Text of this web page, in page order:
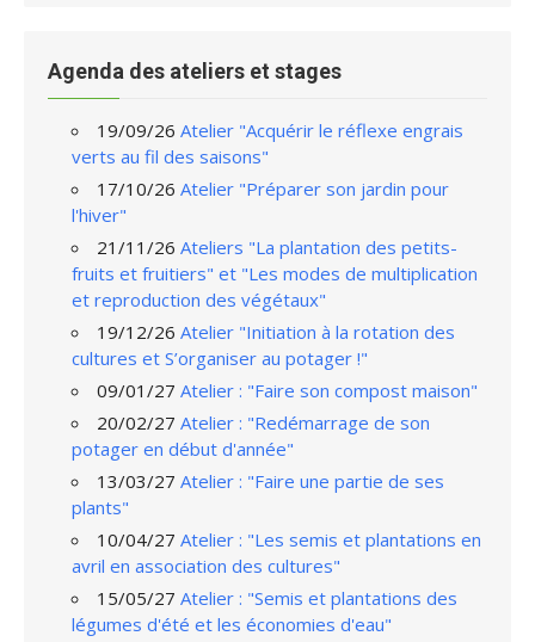
Agenda des ateliers et stages
19/09/26 Atelier "Acquérir le réflexe engrais
verts au fil des saisons"
17/10/26 Atelier "Préparer son jardin pour
l'hiver"
21/11/26 Ateliers "La plantation des petits-
fruits et fruitiers" et "Les modes de multiplication
et reproduction des végétaux"
19/12/26 Atelier "Initiation à la rotation des
cultures et S’organiser au potager !"
09/01/27 Atelier : "Faire son compost maison"
20/02/27 Atelier : "Redémarrage de son
potager en début d'année"
13/03/27 Atelier : "Faire une partie de ses
plants"
10/04/27 Atelier : "Les semis et plantations en
avril en association des cultures"
15/05/27 Atelier : "Semis et plantations des
légumes d'été et les économies d'eau"